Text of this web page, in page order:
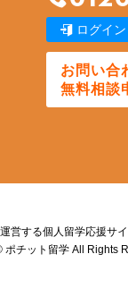
ログイン
お問い合
無料相談
営する個人留学応援サイ
チット留学 All Rights